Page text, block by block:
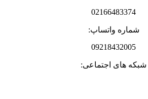
02166483374
شماره واتساپ:
09218432005
شبکه های اجتماعی: